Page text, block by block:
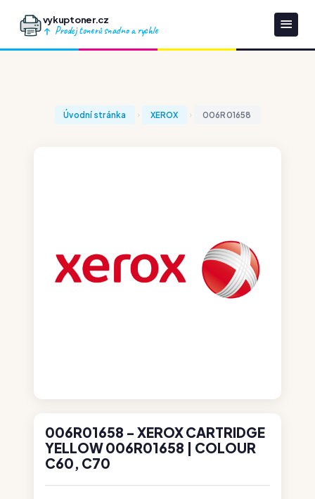
vykuptoner.cz
Prodej tonerů snadno a rychle
Úvodní stránka XEROX 006R01658
006R01658 - XEROX CARTRIDGE
YELLOW 006R01658 | COLOUR
C60, C70